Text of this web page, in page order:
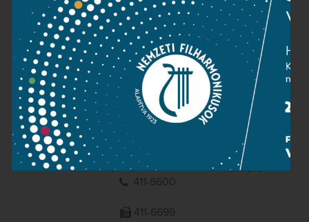
NEMZETI
FILHARMONIKUSOK
1095 Budapest, Komor Marcell u. 1. (Müpa)
411-6600
411-6699